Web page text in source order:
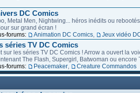
DC Comics
Metal Men, Nightwing... héros inédits ou
sur grand écran !
forums:
Animation DC Comics Jeux vidéo
séries TV DC Comics
sur les séries TV DC Comics ! Arrow a ouvert la
The Flash, Supergirl, Batwoman ou encore
forums:
Peacemaker Creature Commandos